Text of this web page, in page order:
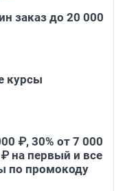
заказ до 20 000
курсы
₽, 30% от 7 000
на первый и все
по промокоду